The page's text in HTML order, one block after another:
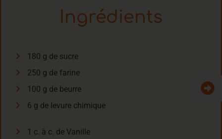
Ingrédients
180 g de sucre
250 g de farine
100 g de beurre
6 g de levure chimique
1 c. à c. de Vanille